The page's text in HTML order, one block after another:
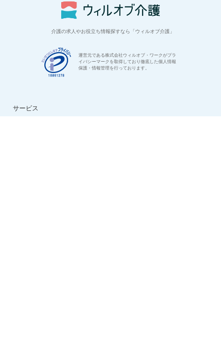
介護の求人やお役立ち情報探すなら「ウィルオブ介護」
運営元である株式会社ウィルオブ・ワークがプラ
イバシーマークを取得しており徹底した個人情報
保護・情報管理を行っております。
サービス